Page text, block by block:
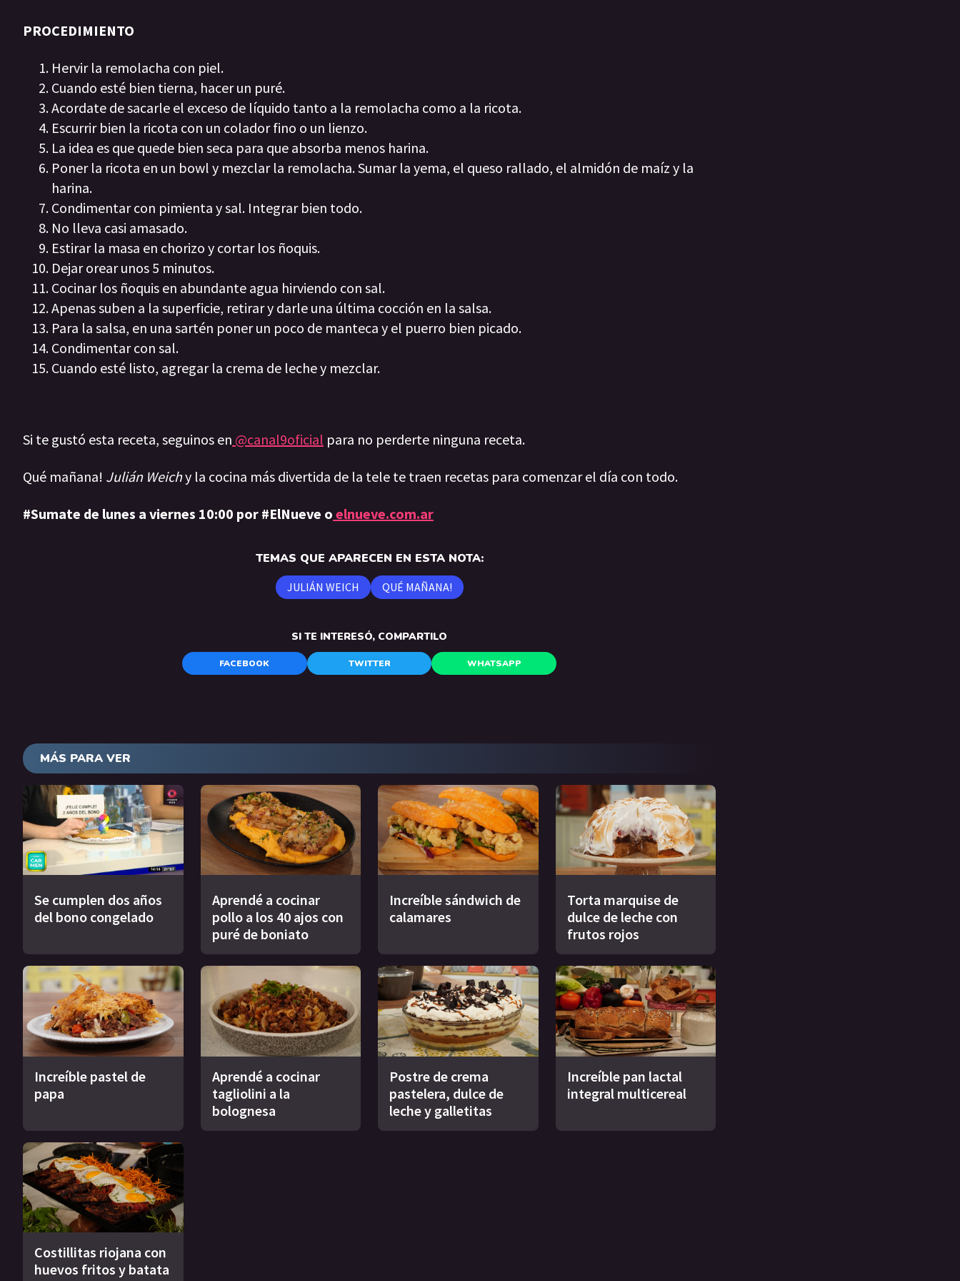
PROCEDIMIENTO
Hervir la remolacha con piel.
Cuando esté bien tierna, hacer un puré.
Acordate de sacarle el exceso de líquido tanto a la remolacha como a la ricota.
Escurrir bien la ricota con un colador fino o un lienzo.
La idea es que quede bien seca para que absorba menos harina.
Poner la ricota en un bowl y mezclar la remolacha. Sumar la yema, el queso rallado, el almidón de maíz y la
harina.
Condimentar con pimienta y sal. Integrar bien todo.
No lleva casi amasado.
Estirar la masa en chorizo y cortar los ñoquis.
Dejar orear unos 5 minutos.
Cocinar los ñoquis en abundante agua hirviendo con sal.
Apenas suben a la superficie, retirar y darle una última cocción en la salsa.
Para la salsa, en una sartén poner un poco de manteca y el puerro bien picado.
Condimentar con sal.
Cuando esté listo, agregar la crema de leche y mezclar.
Si te gustó esta receta, seguinos en @canal9oficial para no perderte ninguna receta.
Qué mañana! Julián Weichy la cocina más divertida de la tele te traen recetas para comenzar el día con todo.
#Sumate de lunes a viernes 10:00 por #ElNueve o elnueve.com.ar
TEMAS QUE APARECEN EN ESTA NOTA:
JULIÁN WEICH QUÉ MAÑANA!
SI TE INTERESÓ, COMPARTILO
FACEBOOK TWITTER WHATSAPP
MÁS PARA VER
Se cumplen dos años
del bono congelado
Aprendé a cocinar
pollo a los 40 ajos con
puré de boniato
Increíble sándwich de
calamares
Torta marquise de
dulce de leche con
frutos rojos
Increíble pastel de
papa
Aprendé a cocinar
tagliolini a la
bolognesa
Postre de crema
pastelera, dulce de
leche y galletitas
Increíble pan lactal
integral multicereal
Costillitas riojana con
huevos fritos y batata